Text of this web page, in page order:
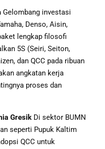
Gelombang investasi
Denso, Aisin,
lengkap filosofi
5S (Seiri, Seiton,
dan QCC pada ribuan
angkatan kerja
proses dan
Gresik Di sektor BUMN
seperti Pupuk Kaltim
QCC untuk